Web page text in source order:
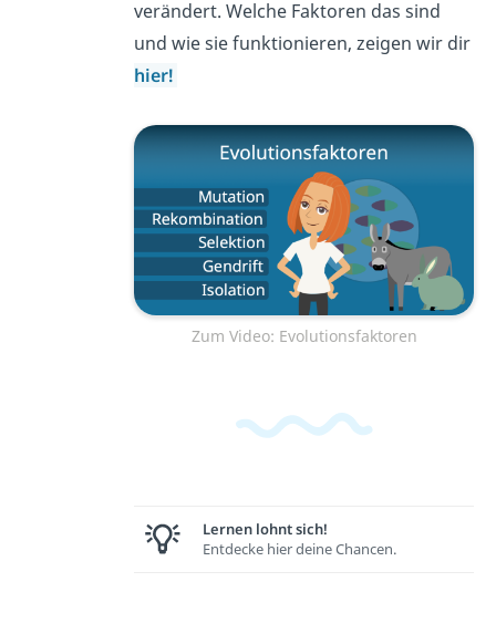
verändert. Welche Faktoren das sind
und wie sie funktionieren, zeigen wir dir
hier!
Zum Video: Evolutionsfaktoren
Lernen lohnt sich!
Entdecke hier deine Chancen.